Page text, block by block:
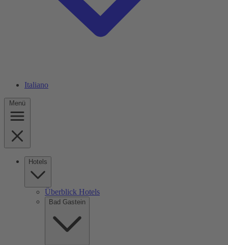
Italiano
Menü
Hotels
Überblick Hotels
Bad Gastein